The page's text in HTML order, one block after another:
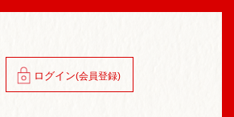
ログイン(会員登録)